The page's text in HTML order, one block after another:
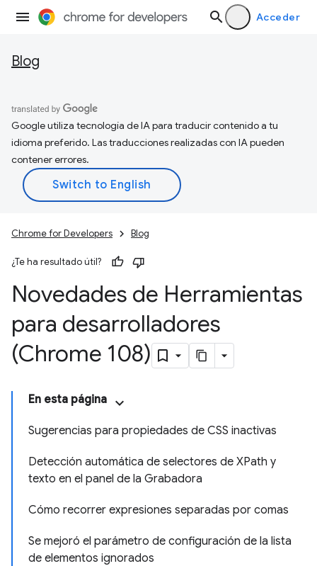
Acceder
Blog
Google utiliza tecnología de IA para traducir contenido a tu
idioma preferido. Las traducciones realizadas con IA pueden
contener errores.
Chrome for Developers Blog
¿Te ha resultado útil?
Novedades de Herramientas
para desarrolladores
(Chrome 108)
En esta página
Sugerencias para propiedades de CSS inactivas
Detección automática de selectores de XPath y
texto en el panel de la Grabadora
Cómo recorrer expresiones separadas por comas
Se mejoró el parámetro de configuración de la lista
de elementos ignorados